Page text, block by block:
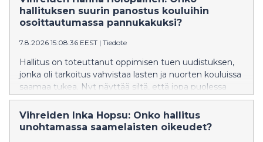
hallituksen suurin panostus kouluihin
osoittautumassa pannukakuksi?
7.8.2026 15:08:36 EEST | Tiedote
Hallitus on toteuttanut oppimisen tuen uudistuksen,
jonka oli tarkoitus vahvistaa lasten ja nuorten kouluissa
saamaa tukea. Nyt näyttää siltä, että jopa puolessa
kunnista on vaikeuksia tarjota lasten ja nuorten
tarpeiden mukaista tukea ja osassa kuntia jopa
lakkautetaan erityisluokkia. Vihreiden kansanedustaja
Vihreiden Inka Hopsu: Onko hallitus
unohtamassa saamelaisten oikeudet?